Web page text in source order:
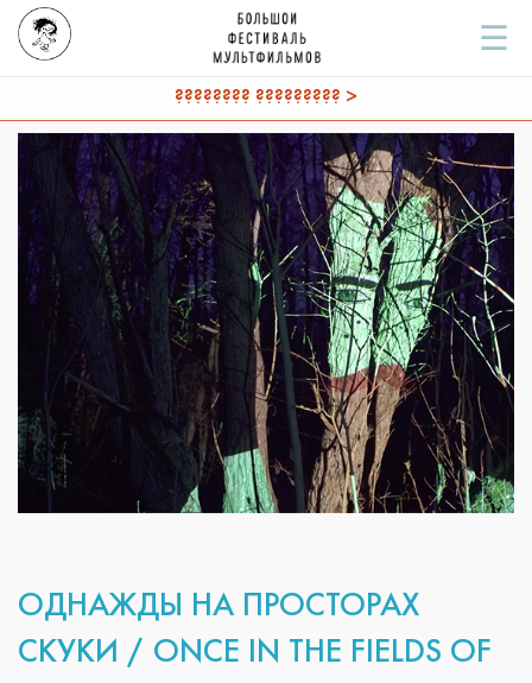
☰
???????? ????????? >
ОДНАЖДЫ НА ПРОСТОРАХ
СКУКИ / ONCE IN THE FIELDS OF